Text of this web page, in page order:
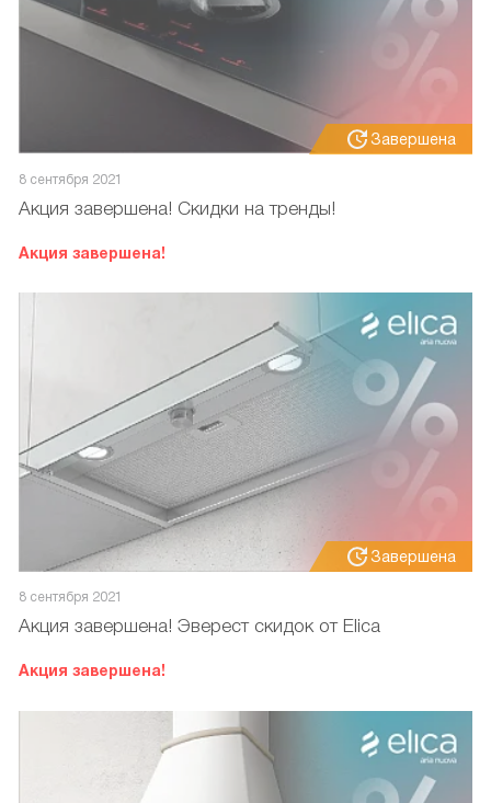
Завершена
8 сентября 2021
Акция завершена! Скидки на тренды!
Акция завершена!
Завершена
8 сентября 2021
Акция завершена! Эверест скидок от Elica
Акция завершена!